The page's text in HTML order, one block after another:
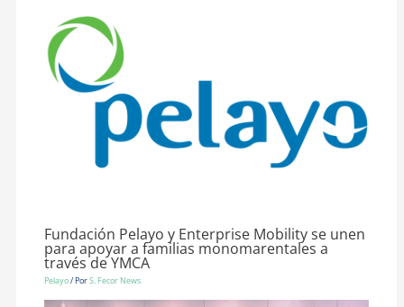
Fundación Pelayo y Enterprise Mobility se unen
para apoyar a familias monomarentales a
través de YMCA
Pelayo/ PorS. Fecor News